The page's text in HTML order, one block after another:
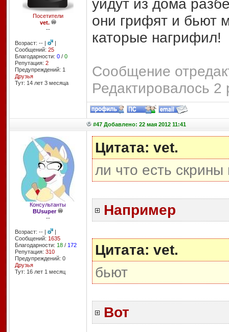
Посетители
vet.
--
Возраст: -- |
|
Сообщений: 25
Благодарности: 0/ 0
Репутация: 2
Предупреждений: 1
Друзья
Тут: 14 лет 3 месяцa
уйдут из дома
они грифят и бьют
каторые нагрифил!
Сообщение
Редактировалось 2
#47 Добавлено: 22 мая 2012 11:41
Консультанты
BUsuper
--
Возраст: -- |
|
Сообщений: 1635
Благодарности: 18/ 172
Репутация: 310
Предупреждений: 0
Друзья
Тут: 16 лет 1 месяц
Цитата: vet.
ли что есть скрины
Например
Цитата: vet.
бьют
Вот